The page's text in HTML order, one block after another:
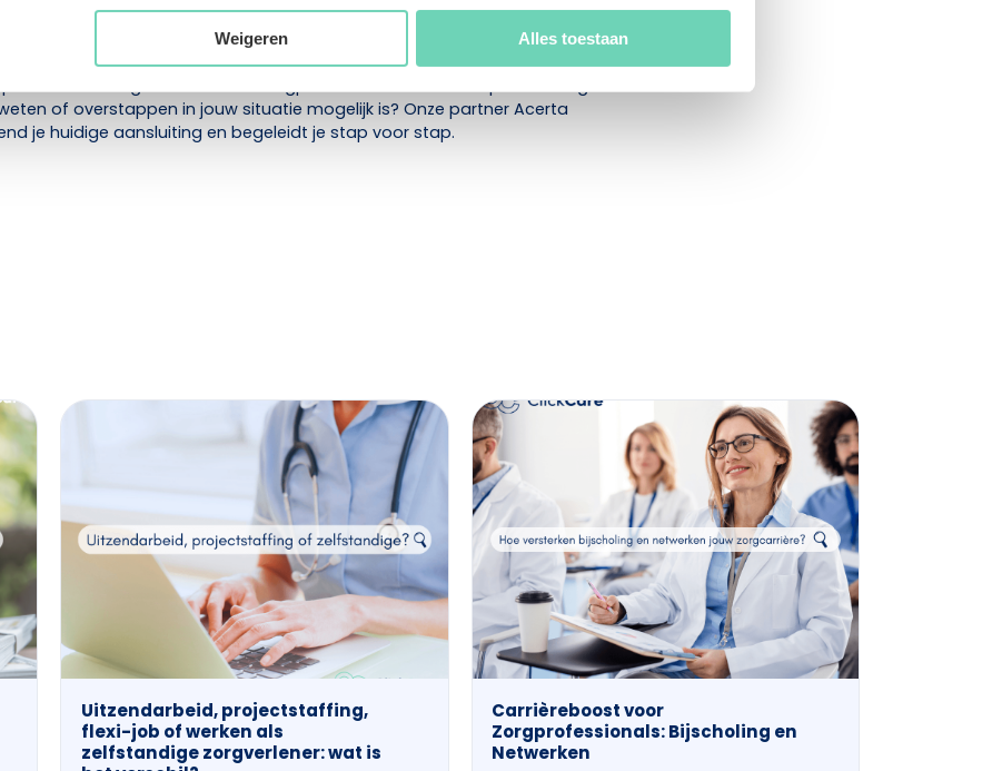
Weigeren Alles toestaan
bereikbaar is, jouw sector begrijpt en actief meedenkt. Als partner van
Acerta zorgprofessionals niet alleen bij loonadministratie en
maar ook bij vragen rond personeelsbeheer, groei en werkgeverschap.
in de zorgsector kunnen zorgprofessionals rekenen op deskundig
of overstappen in jouw situatie mogelijk is? Onze partner Acerta
je huidige aansluiting en begeleidt je stap voor stap.
Uitzendarbeid, projectstaffing,
flexi-job of werken als
zelfstandige zorgverlener: wat is
Carrièreboost voor
Zorgprofessionals: Bijscholing en
Netwerken